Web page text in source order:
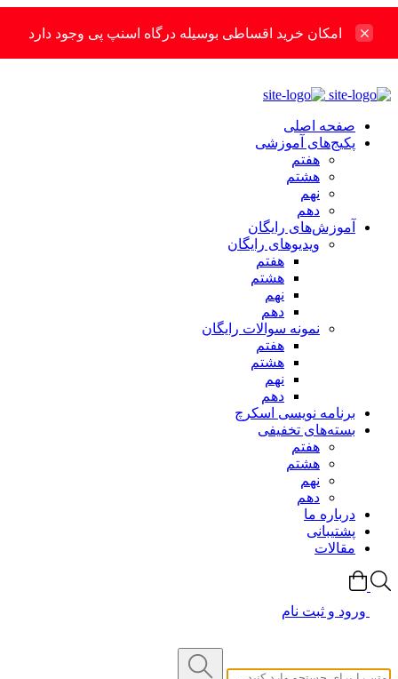
امکان خرید اقساطی بوسیله درگاه اسنپ پی وجود دارد
صفحه اصلی
پکیج‌های آموزشی
هفتم
هشتم
نهم
دهم
آموزش‌های رایگان
ویدیوهای رایگان
هفتم
هشتم
نهم
دهم
نمونه سوالات رایگان
هفتم
هشتم
نهم
دهم
برنامه نویسی اسکرچ
بسته‌های تخفیفی
هفتم
هشتم
نهم
دهم
درباره ما
پشتیبانی
مقالات
ورود و ثبت نام